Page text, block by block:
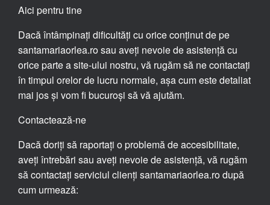
Aici pentru tine
Dacă întâmpinați dificultăți cu orice conținut de pe
santamariaorlea.ro sau aveți nevoie de asistență cu
orice parte a site-ului nostru, vă rugăm să ne contactați
în timpul orelor de lucru normale, așa cum este detaliat
mai jos și vom fi bucuroși să vă ajutăm.
Contactează-ne
Dacă doriți să raportați o problemă de accesibilitate,
aveți întrebări sau aveți nevoie de asistență, vă rugăm
să contactați serviciul clienți santamariaorlea.ro după
cum urmează: